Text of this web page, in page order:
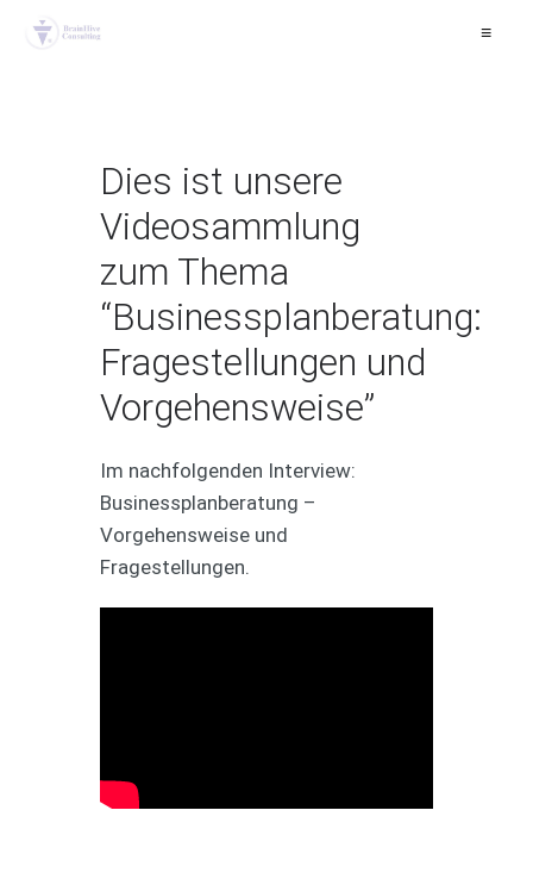
≡
Dies ist unsere
Videosammlung
zum Thema
“Businessplanberatung:
Fragestellungen und
Vorgehensweise”
Im nachfolgenden Interview:
Businessplanberatung –
Vorgehensweise und
Fragestellungen.